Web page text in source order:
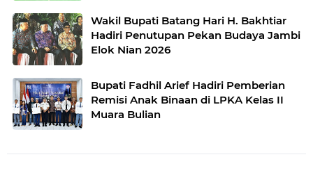
Wakil Bupati Batang Hari H. Bakhtiar
Hadiri Penutupan Pekan Budaya Jambi
Elok Nian 2026
Bupati Fadhil Arief Hadiri Pemberian
Remisi Anak Binaan di LPKA Kelas II
Muara Bulian